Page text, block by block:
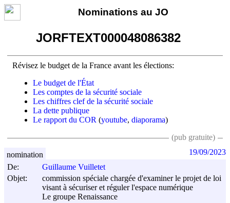
Nominations au JO
JORFTEXT000048086382
Révisez le budget de la France avant les élections:
Le budget de l'État
Les comptes de la sécurité sociale
Les chiffres clef de la sécurité sociale
La dette publique
Le rapport du COR (youtube, diaporama)
(pub gratuite)
De:
Guillaume Vuilletet
Objet:
commission spéciale chargée d'examiner le projet de loi
visant à sécuriser et réguler l'espace numérique
Le groupe Renaissance
nomination 19/09/2023